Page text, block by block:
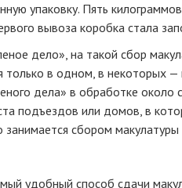
упаковку. Пять
вывоза коробка стала
дело», на такой сбор
только в одном, в некоторых
дела» в обработке около
подъездов или домов, в
занимается сбором
удобный способ сдачи